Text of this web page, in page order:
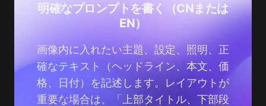
明確なプロンプトを書く（CNまたは
EN）
画像内に入れたい主題、設定、照明、正
確なテキスト（ヘッドライン、本文、価
格、日付）を記述します。レイアウトが
重要な場合は、「上部タイトル、下部段